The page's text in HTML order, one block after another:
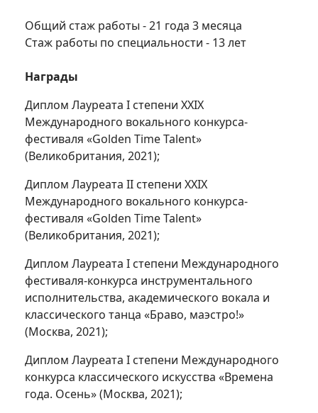
Общий стаж работы - 21 года 3 месяца
Стаж работы по специальности - 13 лет
Награды
Диплом Лауреата I cтепени ХХIХ
Международного вокального конкурса-
фестиваля «Golden Time Talent»
(Великобритания, 2021);
Диплом Лауреата II cтепени ХХIХ
Международного вокального конкурса-
фестиваля «Golden Time Talent»
(Великобритания, 2021);
Диплом Лауреата I степени Международного
фестиваля-конкурса инструментального
исполнительства, академического вокала и
классического танца «Браво, маэстро!»
(Москва, 2021);
Диплом Лауреата I степени Международного
конкурса классического искусства «Времена
года. Осень» (Москва, 2021);